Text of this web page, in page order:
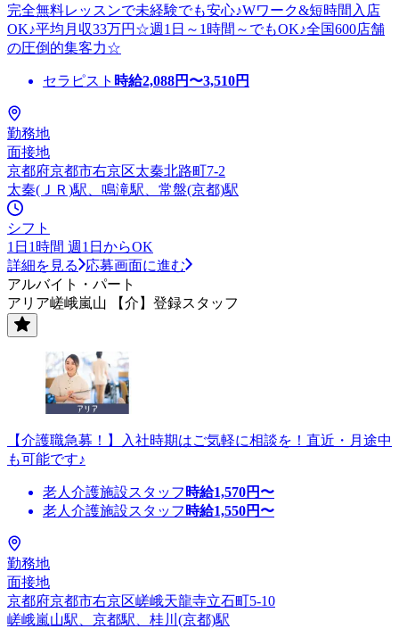
完全無料レッスンで未経験でも安心♪Wワーク&短時間入店
OK♪平均月収33万円☆週1日～1時間～でもOK♪全国600店舗
の圧倒的集客力☆
セラピスト 時給2,088円〜3,510円
勤務地
面接地
京都府京都市右京区太秦北路町7-2
太秦(ＪＲ)駅、鳴滝駅、常盤(京都)駅
シフト
1日1時間 週1日からOK
詳細を見る
応募画面に進む
アルバイト・パート
アリア嵯峨嵐山 【介】登録スタッフ
【介護職急募！】入社時期はご気軽に相談を！直近・月途中
も可能です♪
老人介護施設スタッフ 時給1,570円〜
老人介護施設スタッフ 時給1,550円〜
勤務地
面接地
京都府京都市右京区嵯峨天龍寺立石町5-10
嵯峨嵐山駅、京都駅、桂川(京都)駅